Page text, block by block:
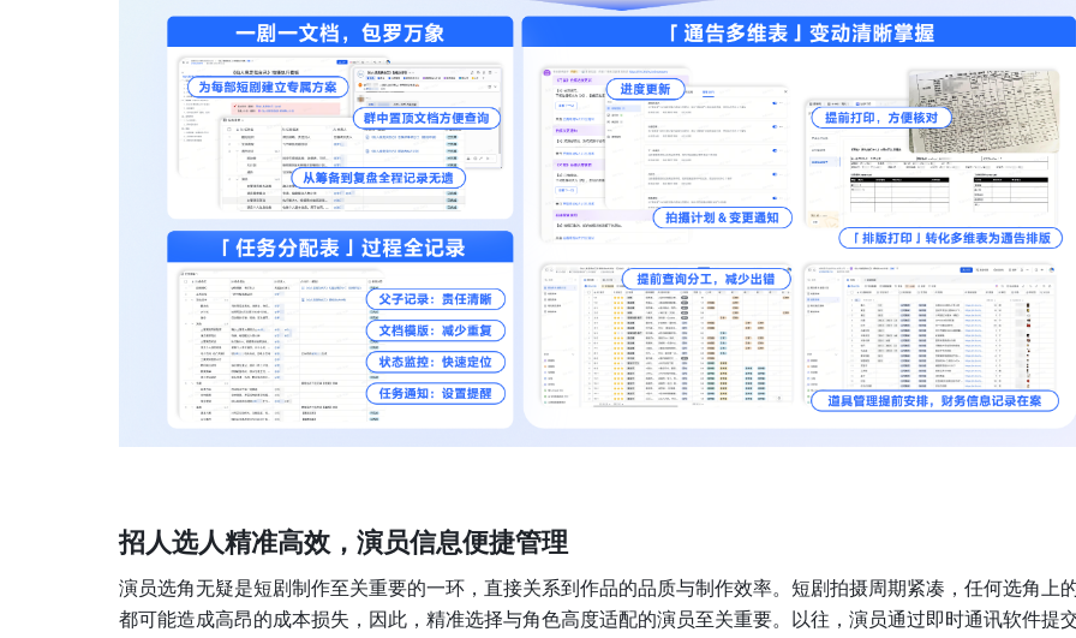
招人选人精准高效，演员信息便捷管理
演员选角无疑是短剧制作至关重要的一环，直接关系到作品的品质与制作效率。短剧拍摄周期紧凑，任何选角上
都可能造成高昂的成本损失，因此，精准选择与角色高度适配的演员至关重要。以往，演员通过即时通讯软件提